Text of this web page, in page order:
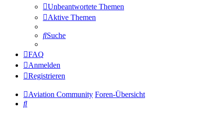
Unbeantwortete Themen
Aktive Themen
Suche
FAQ
Anmelden
Registrieren
Aviation Community Foren-Übersicht
Suche